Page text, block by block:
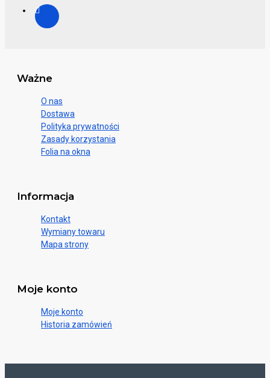
Ważne
O nas
Dostawa
Polityka prywatności
Zasady korzystania
Folia na okna
Informacja
Kontakt
Wymiany towaru
Mapa strony
Moje konto
Moje konto
Historia zamówień